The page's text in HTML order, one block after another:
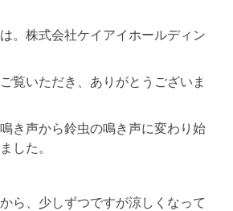
。株式会社ケイアイホールディン
覧いただき、ありがとうございま
き声から鈴虫の鳴き声に変わり始
した。
ら、少しずつですが涼しくなって